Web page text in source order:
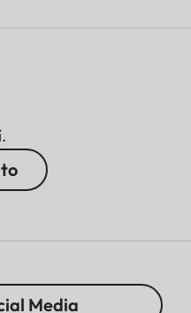
Media